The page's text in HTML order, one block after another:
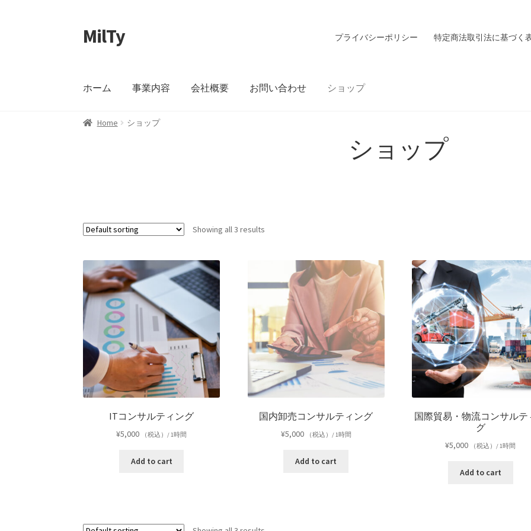
ナ
ビ
シ
ン
コ
ン
ツ
ス
MilTy プライバシーポリシー 特定商法取引法に基づく
ホーム 事業内容 会社概要 お問い合わせ ショップ
Home ショップ
ショップ
Showing all 3 results
ITコンサルティング
¥5,000 （税込）/ 1時間
Add to cart
国内卸売コンサルティング
¥5,000 （税込）/ 1時間
Add to cart
国際貿易・物流コンサルテ
グ
¥5,000 （税込）/ 1時間
Add to cart